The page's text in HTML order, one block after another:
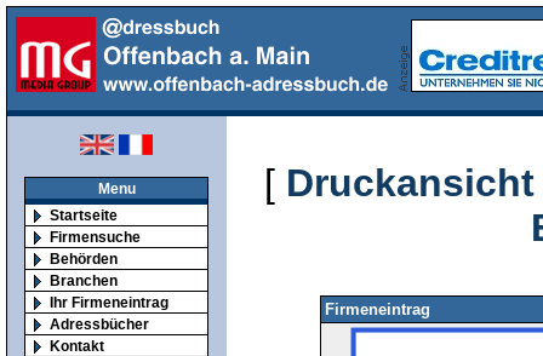
Menu
Startseite
Firmensuche
Behörden
Branchen
Ihr Firmeneintrag
Adressbücher
Kontakt
[ Druckansicht
Firmeneintrag